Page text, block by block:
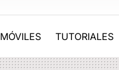
MÓVILES TUTORIALES